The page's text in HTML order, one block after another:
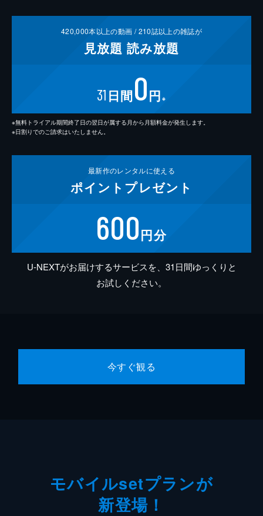
420,000本以上の動画 /210誌以上の雑誌が
見放題 読み放題
31 日間0円 ※
※無料トライアル期間終了日の翌日が属する月から月額料金が発生します。
※日割りでのご請求はいたしません。
最新作のレンタルに使える
ポイント プレゼント
600円分
U-NEXTがお届けするサービスを、31日間ゆっくりと
お試しください。
今すぐ観る
モバイルsetプランが
新登場！